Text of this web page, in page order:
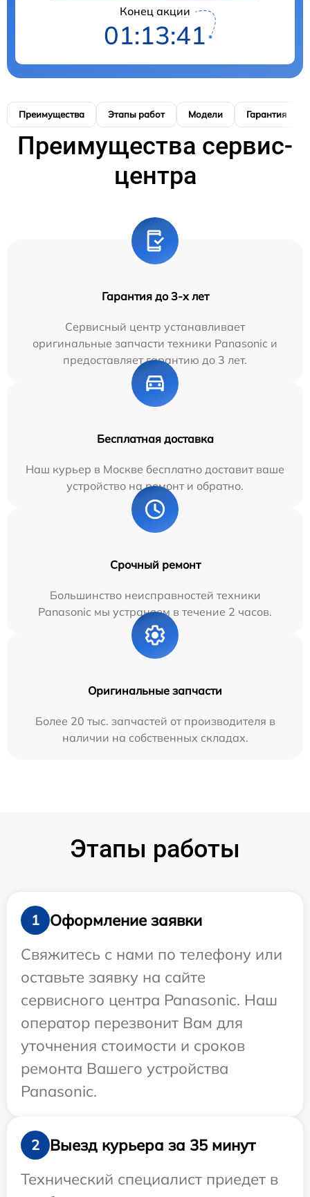
Конец акции
01:13:40
Преимущества Этапы работ Модели Гарантия
Преимущества сервис-
центра
Гарантия до 3-х лет
Сервисный центр устанавливает
оригинальные запчасти техники Panasonic и
предоставляет гарантию до 3 лет.
Бесплатная доставка
Наш курьер в Москве бесплатно доставит ваше
устройство на ремонт и обратно.
Срочный ремонт
Большинство неисправностей техники
Panasonic мы устраняем в течение 2 часов.
Оригинальные запчасти
Более 20 тыс. запчастей от производителя в
наличии на собственных складах.
Этапы работы
1
Оформление заявки
Свяжитесь с нами по телефону или
оставьте заявку на сайте
сервисного центра Panasonic. Наш
оператор перезвонит Вам для
уточнения стоимости и сроков
ремонта Вашего устройства
Panasonic.
2
Выезд курьера за 35 минут
Технический специалист приедет в